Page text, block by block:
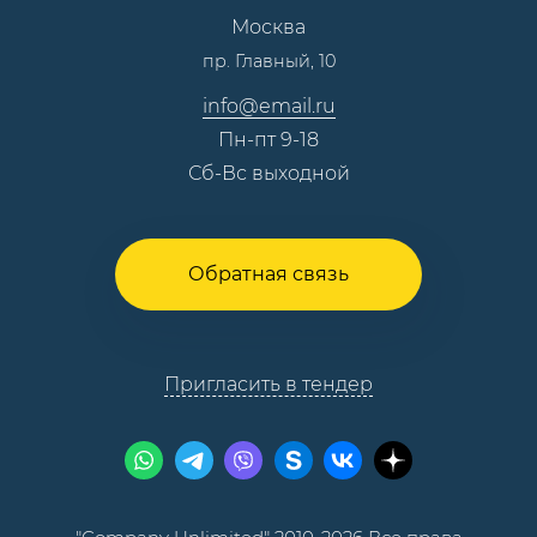
Москва
пр. Главный, 10
info@email.ru
Пн-пт 9-18
Сб-Вс выходной
Обратная связь
Пригласить в тендер